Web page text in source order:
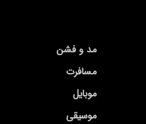
مد و فشن
مسافرت
موبایل
موسیقی